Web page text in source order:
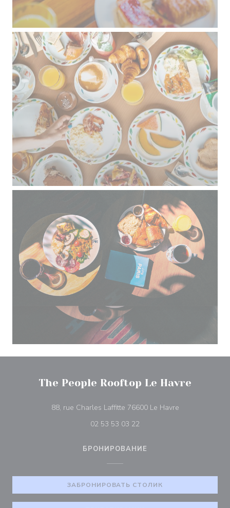
The People Rooftop Le Havre
88, rue Charles Laffitte 76600 Le Havre((открывается
02 53 53 03 22
БРОНИРОВАНИЕ
ЗАБРОНИРОВАТЬ СТОЛИК